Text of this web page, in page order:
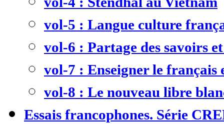
vol-5 : Langue culture
vol-6 : Partage des savoirs
vol-7 : Enseigner le
vol-8 : Le nouveau libre
Essais francophones. Série